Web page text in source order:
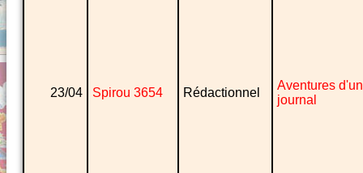
23/04 Spirou 3654 Rédactionnel
Aventures d'un
journal